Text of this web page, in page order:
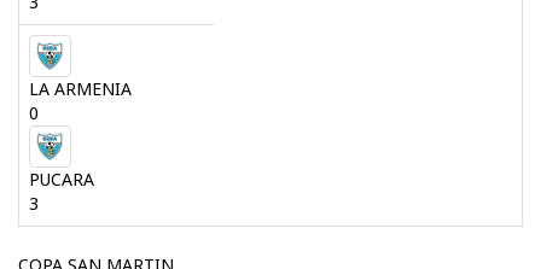
LA ARMENIA
0
PUCARA
3